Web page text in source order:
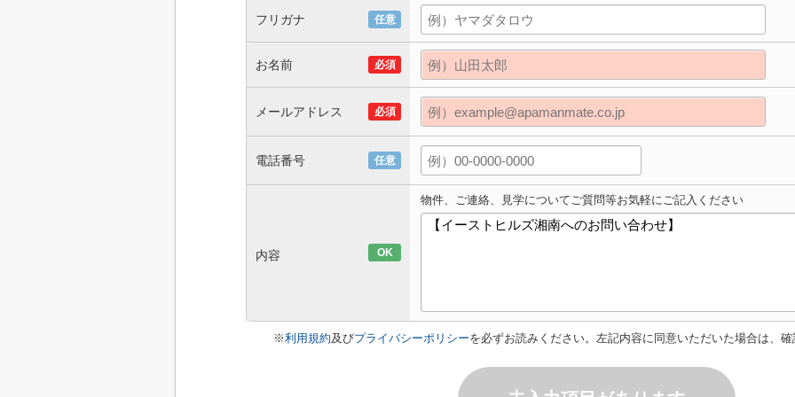
フリガナ 任意
お名前 必須
メールアドレス 必須
電話番号 任意
内容 OK
物件、ご連絡、見学についてご質問等お気軽にご記入ください
※利用規約及びプライバシーポリシーを必ずお読みください。左記内容に同意いただいた場合は、